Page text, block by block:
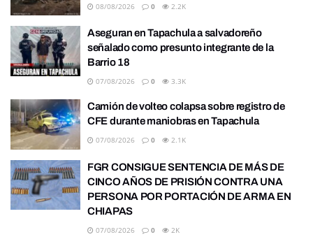
08/08/2026 0 2.2K
Aseguran en Tapachula a salvadoreño
señalado como presunto integrante de la
Barrio 18
07/08/2026 0 3.3K
Camión de volteo colapsa sobre registro de
CFE durante maniobras en Tapachula
07/08/2026 0 2.1K
FGR CONSIGUE SENTENCIA DE MÁS DE
CINCO AÑOS DE PRISIÓN CONTRA UNA
PERSONA POR PORTACIÓN DE ARMA EN
CHIAPAS
07/08/2026 0 2K